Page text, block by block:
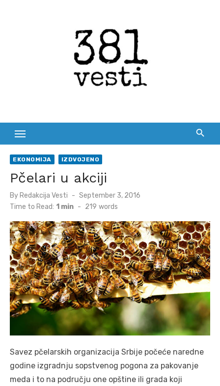
EKONOMIJA IZDVOJENO
Pčelari u akciji
By Redakcija Vesti
Posted
on
September 3, 2016
Time to Read: 1 min - 219 words
Savez pčelarskih organizacija Srbije počeće naredne
godine izgradnju sopstvenog pogona za pakovanje
meda i to na području one opštine ili grada koji